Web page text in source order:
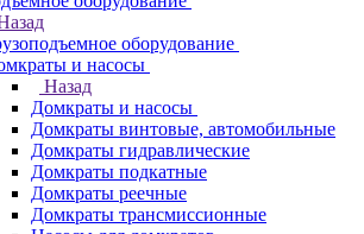
оборудование
и насосы
Назад
Домкраты и насосы
Домкраты винтовые, автомобильные
Домкраты гидравлические
Домкраты подкатные
Домкраты реечные
Домкраты трансмиссионные